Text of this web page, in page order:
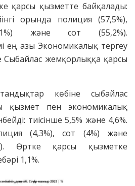
қарсы қызметте байқалады:
орында полиция (57,5%),
және сот (55,2%).
ең азы Экономикалық тергеу
Сыбайлас жемқорлыққа қарсы
көбіне сыбайлас
қызмет пен экономикалық
тиісінше 5,5% және 4,6%.
(4,3%), сот (4%) және
Өртке қарсы қызметке
1,1%.